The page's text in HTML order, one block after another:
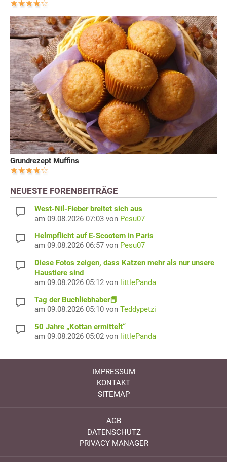
Grundrezept Muffins
NEUESTE FORENBEITRÄGE
West-Nil-Fieber breitet sich aus
am 09.08.2026 07:03 von Pesu07
Helmpflicht auf E-Scootern in Paris
am 09.08.2026 06:57 von Pesu07
Diese Fotos zeigen, dass Katzen mehr als nur unsere
Haustiere sind
am 09.08.2026 05:12 von littlePanda
Tag der Buchliebhaber📕
am 09.08.2026 05:10 von Teddypetzi
50 Jahre „Kottan ermittelt“
am 09.08.2026 05:02 von littlePanda
IMPRESSUM
KONTAKT
SITEMAP
AGB
DATENSCHUTZ
PRIVACY MANAGER